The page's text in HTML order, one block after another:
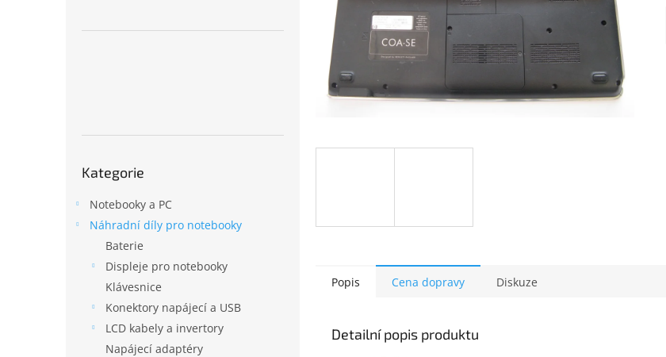
kategorie
Kategorie
Notebooky a PC
Náhradní díly pro notebooky
Baterie
Displeje pro notebooky
Klávesnice
Konektory napájecí a USB
LCD kabely a invertory
Napájecí adaptéry
Popis Cena dopravy Diskuze
Detailní popis produktu